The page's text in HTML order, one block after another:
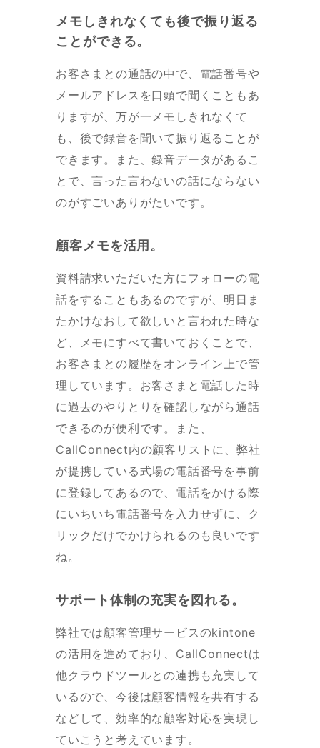
メモしきれなくても後で振り返る
ことができる。
お客さまとの通話の中で、電話番号や
メールアドレスを口頭で聞くこともあ
りますが、万が一メモしきれなくて
も、後で録音を聞いて振り返ることが
できます。また、録音データがあるこ
とで、言った言わないの話にならない
のがすごいありがたいです。
顧客メモを活用。
資料請求いただいた方にフォローの電
話をすることもあるのですが、明日ま
たかけなおして欲しいと言われた時な
ど、メモにすべて書いておくことで、
お客さまとの履歴をオンライン上で管
理しています。お客さまと電話した時
に過去のやりとりを確認しながら通話
できるのが便利です。また、
CallConnect内の顧客リストに、弊社
が提携している式場の電話番号を事前
に登録してあるので、電話をかける際
にいちいち電話番号を入力せずに、ク
リックだけでかけられるのも良いです
ね。
サポート体制の充実を図れる。
弊社では顧客管理サービスのkintone
の活用を進めており、CallConnectは
他クラウドツールとの連携も充実して
いるので、今後は顧客情報を共有する
などして、効率的な顧客対応を実現し
ていこうと考えています。